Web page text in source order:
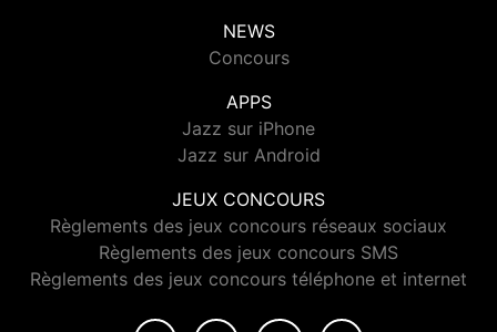
NEWS
Concours
APPS
Jazz sur iPhone
Jazz sur Android
JEUX CONCOURS
Règlements des jeux concours réseaux sociaux
Règlements des jeux concours SMS
Règlements des jeux concours téléphone et internet